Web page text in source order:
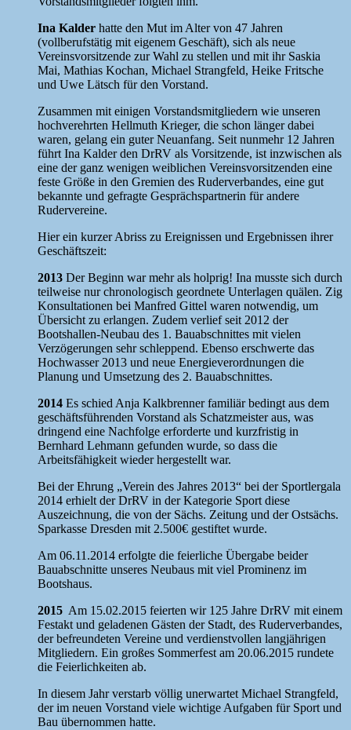
Ina Kalder hatte den Mut im Alter von 47 Jahren
(vollberufstätig mit eigenem Geschäft), sich als neue
Vereinsvorsitzende zur Wahl zu stellen und mit ihr Saskia
Mai, Mathias Kochan, Michael Strangfeld, Heike Fritsche
und Uwe Lätsch für den Vorstand.
Zusammen mit einigen Vorstandsmitgliedern wie unseren
hochverehrten Hellmuth Krieger, die schon länger dabei
waren, gelang ein guter Neuanfang. Seit nunmehr 12 Jahren
führt Ina Kalder den DrRV als Vorsitzende, ist inzwischen als
eine der ganz wenigen weiblichen Vereinsvorsitzenden eine
feste Größe in den Gremien des Ruderverbandes, eine gut
bekannte und gefragte Gesprächspartnerin für andere
Rudervereine.
Hier ein kurzer Abriss zu Ereignissen und Ergebnissen ihrer
Geschäftszeit:
2013 Der Beginn war mehr als holprig! Ina musste sich durch
teilweise nur chronologisch geordnete Unterlagen quälen. Zig
Konsultationen bei Manfred Gittel waren notwendig, um
Übersicht zu erlangen. Zudem verlief seit 2012 der
Bootshallen-Neubau des 1. Bauabschnittes mit vielen
Verzögerungen sehr schleppend. Ebenso erschwerte das
Hochwasser 2013 und neue Energieverordnungen die
Planung und Umsetzung des 2. Bauabschnittes.
2014 Es schied Anja Kalkbrenner familiär bedingt aus dem
geschäftsführenden Vorstand als Schatzmeister aus, was
dringend eine Nachfolge erforderte und kurzfristig in
Bernhard Lehmann gefunden wurde, so dass die
Arbeitsfähigkeit wieder hergestellt war.
Bei der Ehrung „Verein des Jahres 2013“ bei der Sportlergala
2014 erhielt der DrRV in der Kategorie Sport diese
Auszeichnung, die von der Sächs. Zeitung und der Ostsächs.
Sparkasse Dresden mit 2.500€ gestiftet wurde.
Am 06.11.2014 erfolgte die feierliche Übergabe beider
Bauabschnitte unseres Neubaus mit viel Prominenz im
Bootshaus.
2015 Am 15.02.2015 feierten wir 125 Jahre DrRV mit einem
Festakt und geladenen Gästen der Stadt, des Ruderverbandes,
der befreundeten Vereine und verdienstvollen langjährigen
Mitgliedern. Ein großes Sommerfest am 20.06.2015 rundete
die Feierlichkeiten ab.
In diesem Jahr verstarb völlig unerwartet Michael Strangfeld,
der im neuen Vorstand viele wichtige Aufgaben für Sport und
Bau übernommen hatte.